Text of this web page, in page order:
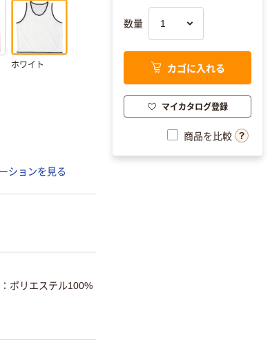
ホワイト
ションを見る
ポリエステル100%
数量
カゴに入れる
マイカタログ登録
商品を比較